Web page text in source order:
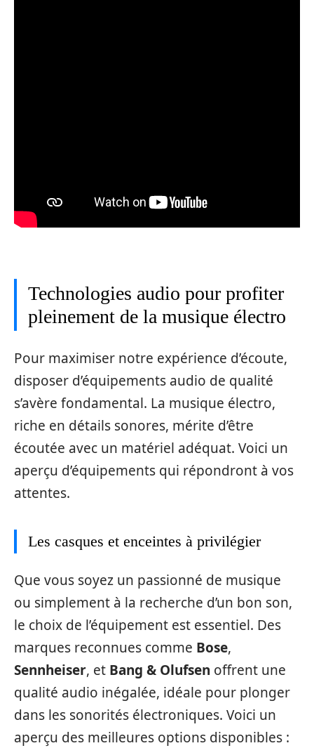
Technologies audio pour profiter
pleinement de la musique électro
Pour maximiser notre expérience d’écoute,
disposer d’équipements audio de qualité
s’avère fondamental. La musique électro,
riche en détails sonores, mérite d’être
écoutée avec un matériel adéquat. Voici un
aperçu d’équipements qui répondront à vos
attentes.
Les casques et enceintes à privilégier
Que vous soyez un passionné de musique
ou simplement à la recherche d’un bon son,
le choix de l’équipement est essentiel. Des
marques reconnues comme Bose,
Sennheiser, et Bang & Olufsen offrent une
qualité audio inégalée, idéale pour plonger
dans les sonorités électroniques. Voici un
aperçu des meilleures options disponibles :